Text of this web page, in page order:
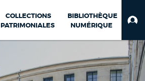
COLLECTIONS
PATRIMONIALES
BIBLIOTHÈQUE
NUMÉRIQUE